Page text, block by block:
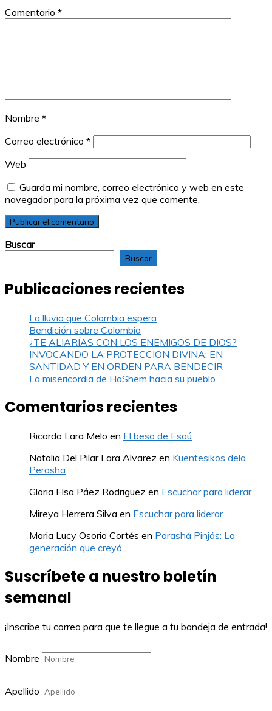
Comentario *
Nombre *
Correo electrónico *
Web
Guarda mi nombre, correo electrónico y web en este
navegador para la próxima vez que comente.
Buscar
Buscar
Publicaciones recientes
La lluvia que Colombia espera
Bendición sobre Colombia
¿TE ALIARÍAS CON LOS ENEMIGOS DE DIOS?
INVOCANDO LA PROTECCION DIVINA: EN
SANTIDAD Y EN ORDEN PARA BENDECIR
La misericordia de HaShem hacia su pueblo
Comentarios recientes
Ricardo Lara Melo en El beso de Esaú
Natalia Del Pilar Lara Alvarez en Kuentesikos dela
Perasha
Gloria Elsa Páez Rodriguez en Escuchar para liderar
Mireya Herrera Silva en Escuchar para liderar
Maria Lucy Osorio Cortés en Parashá Pinjás: La
generación que creyó
Suscríbete a nuestro boletín
semanal
¡Inscribe tu correo para que te llegue a tu bandeja de entrada!
Nombre
Apellido